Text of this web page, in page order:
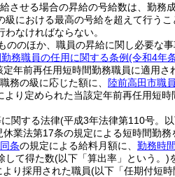
させる場合の昇給の号給数は、勤務
における最高の号給を超えて行うこ
なければならない。
ののほか、職員の昇給に関し必要な事
務職員の任用に関する条例(令和4年
年前再任用短時間勤務職員に適用
務の級に応じた額に、 陸前高田市職
より定められた当該定年前再任用短
関する法律(平成3年法律第110号。
休業法第17条の規定による短時間勤
同条の規定による給料月額に、 勤務時
して得た数(以下「算出率」という。)
り採用された職員(以下「任期付短